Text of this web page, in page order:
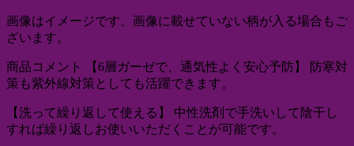
画像はイメージです、画像に載せていない柄が入る場合もご
ざいます。
商品コメント 【6層ガーゼで、通気性よく安心予防】 防寒対
策も紫外線対策としても活躍できます。
【洗って繰り返して使える】 中性洗剤で手洗いして陰干し
すれば繰り返しお使いいただくことが可能です。